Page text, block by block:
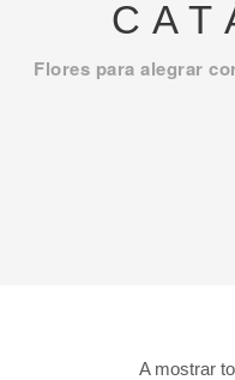
Flores para alegrar
A mostrar